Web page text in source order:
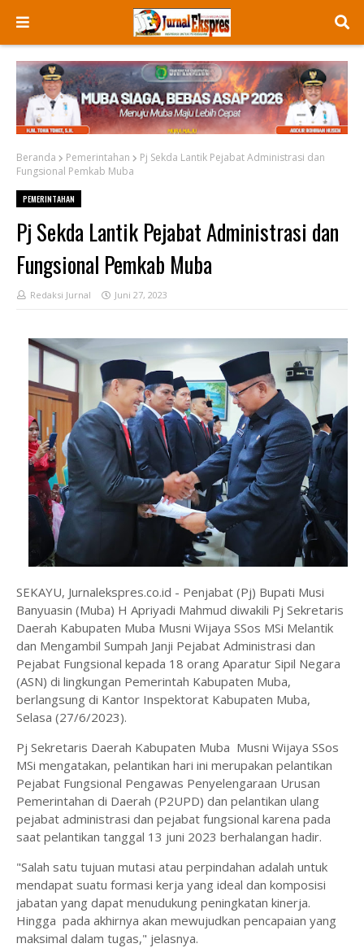
Beranda Pemerintahan
Pj Sekda Lantik Pejabat Administrasi dan
Fungsional Pemkab Muba
PEMERINTAHAN
Pj Sekda Lantik Pejabat Administrasi dan
Fungsional Pemkab Muba
Redaksi Jurnal Juni 27, 2023
SEKAYU, Jurnalekspres.co.id - Penjabat (Pj) Bupati Musi
Banyuasin (Muba) H Apriyadi Mahmud diwakili Pj Sekretaris
Daerah Kabupaten Muba Musni Wijaya SSos MSi Melantik
dan Mengambil Sumpah Janji Pejabat Administrasi dan
Pejabat Fungsional kepada 18 orang Aparatur Sipil Negara
(ASN) di lingkungan Pemerintah Kabupaten Muba,
berlangsung di Kantor Inspektorat Kabupaten Muba,
Selasa (27/6/2023).
Pj Sekretaris Daerah Kabupaten Muba Musni Wijaya SSos
MSi mengatakan, pelantikan hari ini merupakan pelantikan
Pejabat Fungsional Pengawas Penyelengaraan Urusan
Pemerintahan di Daerah (P2UPD) dan pelantikan ulang
pejabat administrasi dan pejabat fungsional karena pada
saat pelantikan tanggal 13 juni 2023 berhalangan hadir.
"Salah satu tujuan mutasi atau perpindahan adalah untuk
mendapat suatu formasi kerja yang ideal dan komposisi
jabatan yang dapat menudukung peningkatan kinerja.
Hingga pada akhirnya akan mewujudkan pencapaian yang
maksimal dalam tugas," jelasnya.